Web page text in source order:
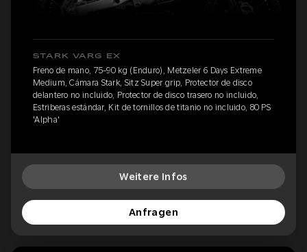
STARK VARG EX
Freno de mano, 75-90 kg (Enduro), Metzeler 6 Days Extreme
Medium, Cámara Stark, Sitz Super grip, Protector de disco
delantero no incluido, Protector de disco trasero no incluido,
Estriberas estándar, Kit de tornillos de titanio no incluido, 80 PS
'Alpha'
Weitere Infos
Anfragen